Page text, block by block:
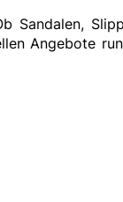
Sandalen,
Angebote